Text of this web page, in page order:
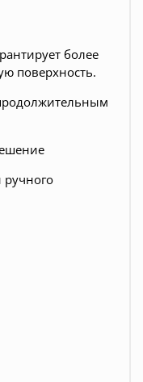
более
поверхность.